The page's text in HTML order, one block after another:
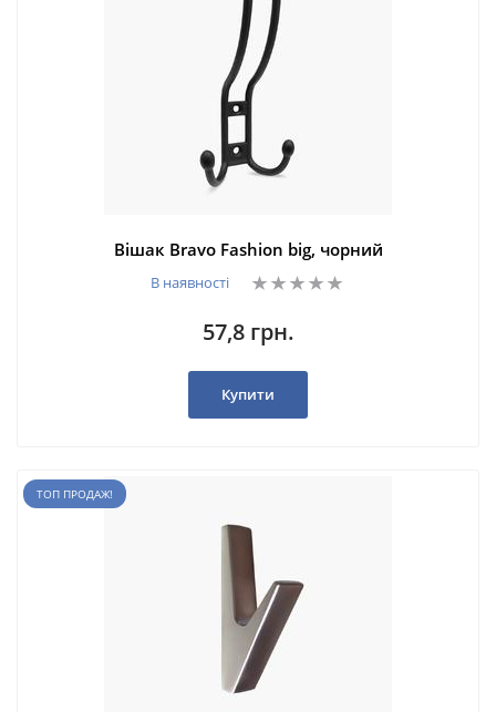
Вішак Bravo Fashion big, чорний
В наявності
57,8 грн.
Купити
ТОП ПРОДАЖ!